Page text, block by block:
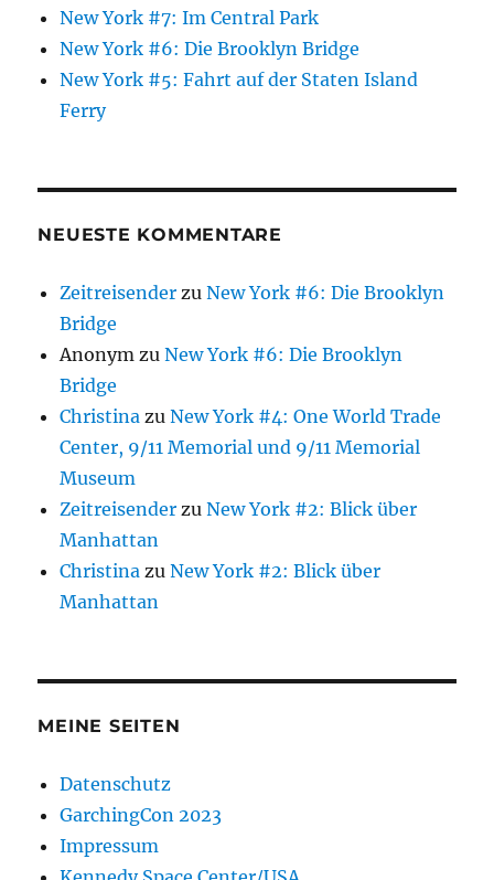
New York #7: Im Central Park
New York #6: Die Brooklyn Bridge
New York #5: Fahrt auf der Staten Island
Ferry
NEUESTE KOMMENTARE
Zeitreisender zuNew York #6: Die Brooklyn
Bridge
Anonym zuNew York #6: Die Brooklyn
Bridge
Christina zuNew York #4: One World Trade
Center, 9/11 Memorial und 9/11 Memorial
Museum
Zeitreisender zuNew York #2: Blick über
Manhattan
Christina zuNew York #2: Blick über
Manhattan
MEINE SEITEN
Datenschutz
GarchingCon 2023
Impressum